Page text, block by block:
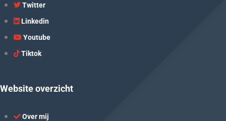
Twitter
Linkedin
Youtube
Tiktok
Website overzicht
Over mij